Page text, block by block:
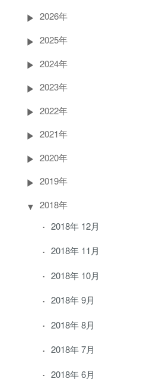
2026年
2025年
2024年
2023年
2022年
2021年
2020年
2019年
2018年
2018年 12月
2018年 11月
2018年 10月
2018年 9月
2018年 8月
2018年 7月
2018年 6月